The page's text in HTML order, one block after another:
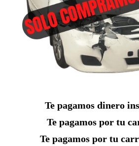
Te pagamos dinero
Te pagamos por tu
Te pagamos por tu